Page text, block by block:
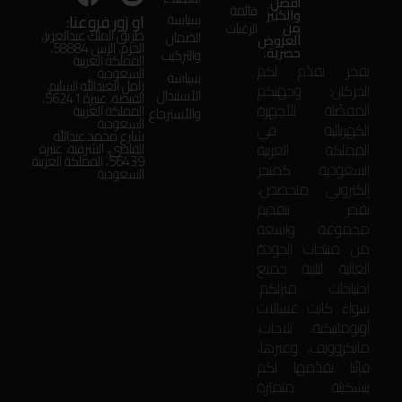
والكثير
من
العروض
حصرية.
بفخر نقدّم لكم
الحركان: وجهتكم
المفضّلة للأجهزة
الكهربائية في
المملكة العربية
السعودية. كمتجر
إلكتروني متخصص،
نفخر بتقديم
مجموعة واسعة
من منتجات الجودة
العالية لتلبية جميع
احتياجات منزلكم.
سواء كانت غسالات
أوتوماتيكية، ثلاجات،
مايكروويف، وغيرها،
فإنّنا نقدّمها لكم
بتشكيلة متميّزة
قائمة
الرغبات
سياسة
الضمان
والتركيب
سياسة
الأستبدال
والأسترجاع
او زور فروعنا:
طريق الملك عبدالعزيز،
الحزم، الرس 58884،
المملكة العربية
السعودية
زامل العبدالله السليم،
الفيضة، عنيزة 56241،
المملكة العربية
السعودية
شارع محمد عبدالله
القاضي، الشرقية، عنيزة
56439، المملكة العربية
السعودية